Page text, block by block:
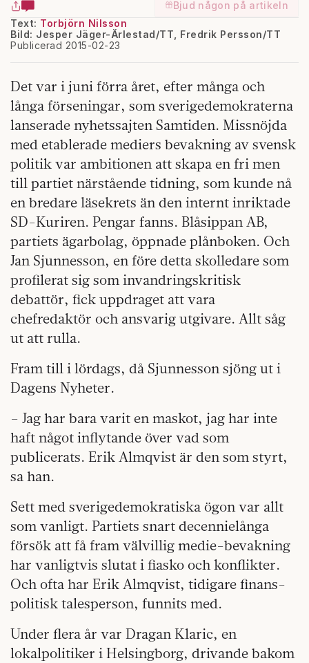
Bjud någon på artikeln
Text: Torbjörn Nilsson
Publicerad 2015-02-23
Bild: Jesper Jäger-Ärlestad/TT, Fredrik Persson/TT
Det var i juni förra året, efter många och
långa förseningar, som sverigedemokraterna
lanserade nyhetssajten Samtiden. Missnöjda
med etablerade mediers bevakning av svensk
politik var ambitionen att skapa en fri men
till partiet närstående tidning, som kunde nå
en bredare läsekrets än den internt inriktade
SD-Kuriren. Pengar fanns. Blåsippan AB,
partiets ägarbolag, öppnade plånboken. Och
Jan Sjunnesson, en före detta skolledare som
profilerat sig som invandringskritisk
debattör, fick uppdraget att vara
chefredaktör och ansvarig utgivare. Allt såg
ut att rulla.
Fram till i lördags, då Sjunnesson sjöng ut i
Dagens Nyheter.
– Jag har bara varit en maskot, jag har inte
haft något inflytande över vad som
publicerats. Erik Almqvist är den som styrt,
sa han.
Sett med sverigedemokratiska ögon var allt
som vanligt. Partiets snart decennielånga
försök att få fram välvillig medie-bevakning
har vanligtvis slutat i fiasko och konflikter.
Och ofta har Erik Almqvist, tidigare finans-
politisk talesperson, funnits med.
Under flera år var Dragan Klaric, en
lokalpolitiker i Helsingborg, drivande bakom